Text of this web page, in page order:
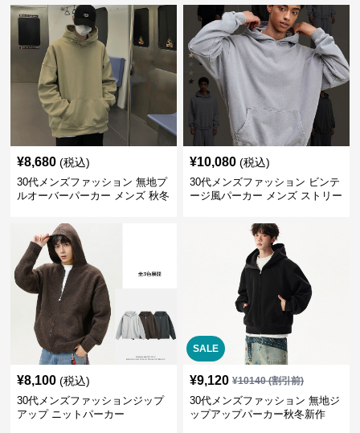
¥8,680 (税込)
30代メンズファッション 無地プ
ルオーバーパーカー メンズ 秋冬
¥10,080 (税込)
30代メンズファッション ビンテ
ージ風パーカー メンズ ストリー
¥8,100 (税込)
30代メンズファッションジップ
アップ ニットパーカー
SALE
¥9,120 ¥10140(割引前)
30代メンズファッション 無地ジ
ップアップパーカー秋冬新作